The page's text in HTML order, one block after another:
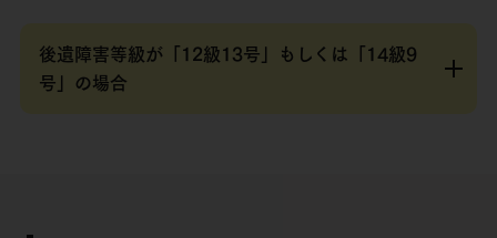
後遺障害等級が「12級13号」もしくは「14級9
号」の場合